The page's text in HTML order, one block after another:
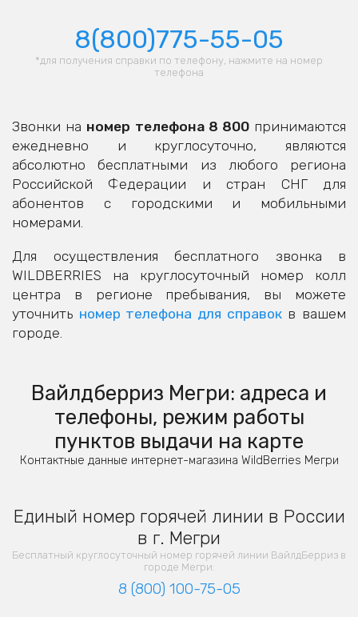
8(800)775-55-05
*для получения справки по телефону, нажмите на номер
телефона
Звонки на номер телефона 8 800принимаются
ежедневно и круглосуточно, являются
абсолютно бесплатными из любого региона
Российской Федерации и стран СНГ для
абонентов с городскими и мобильными
номерами.
Для осуществления бесплатного звонка в
WILDBERRIES на круглосуточный номер колл
центра в регионе пребывания, вы можете
уточнить номер телефона для справокв вашем
городе.
Вайлдберриз Мегри: адреса и
телефоны, режим работы
пунктов выдачи на карте
Контактные данные интернет-магазина WildBerries Мегри
Единый номер горячей линии в России
в г. Мегри
Бесплатный круглосуточный номер горячей линии ВайлдБерриз в
городе Мегри:
8 (800) 100-75-05